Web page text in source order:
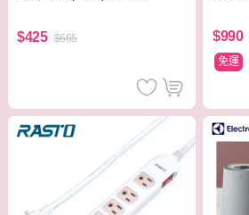
$425 $665 $990
免運